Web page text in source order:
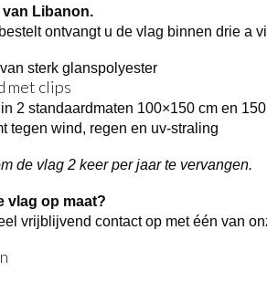
van Libanon.
ontvangt u de vlag binnen drie a
sterk glanspolyester
met clips
2 standaardmaten 100×150 cm en
tegen wind, regen en uv-straling
de vlag 2 keer per jaar te vervangen.
vlag op maat?
vrijblijvend contact op met één van